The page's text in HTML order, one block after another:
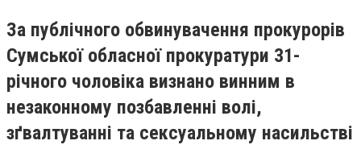
За публічного обвинувачення прокурорів
Сумської обласної прокуратури 31-
річного чоловіка визнано винним в
незаконному позбавленні волі,
зґвалтуванні та сексуальному насильстві